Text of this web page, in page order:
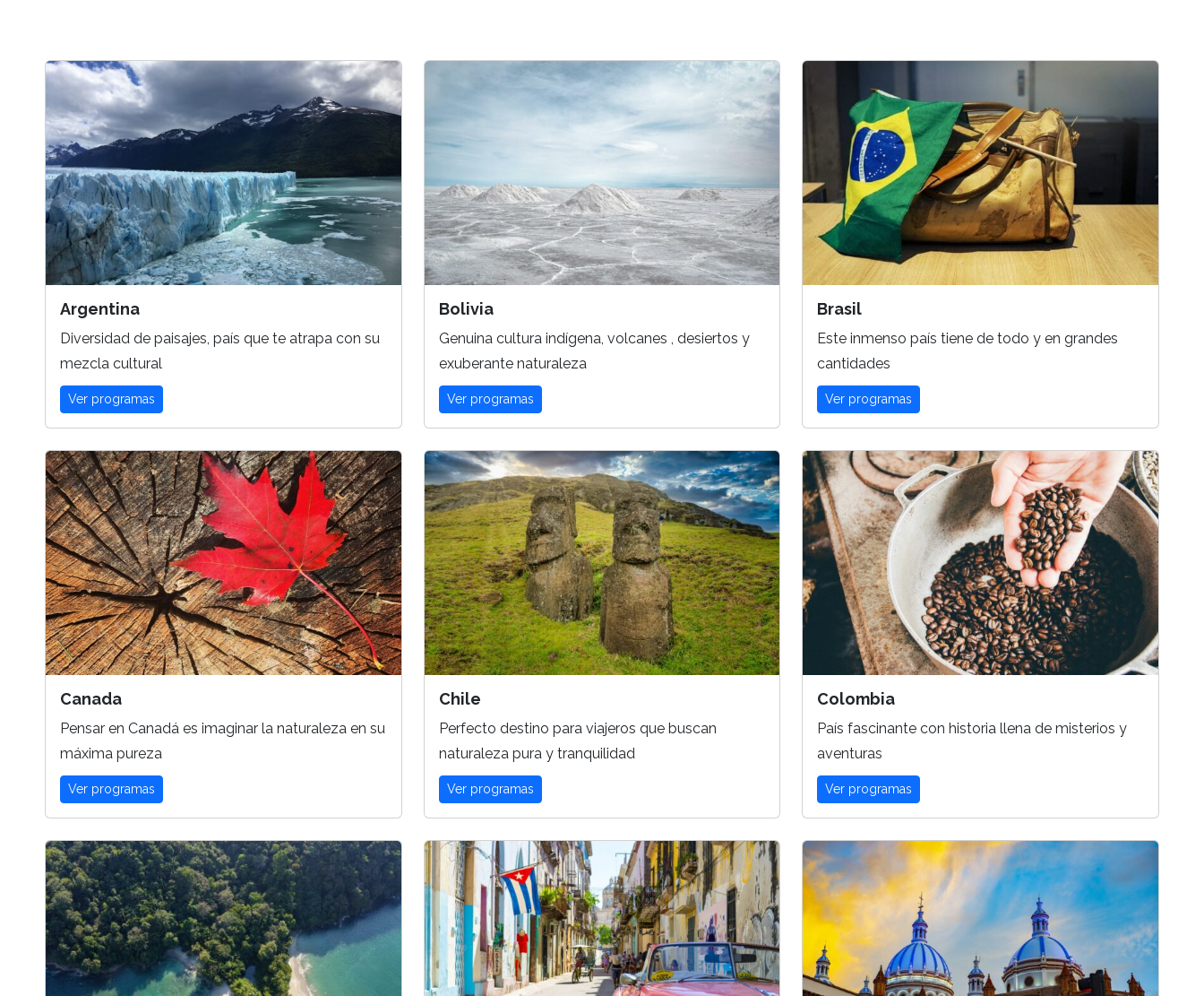
Argentina
Diversidad de paisajes, país que te atrapa con su
mezcla cultural
Ver programas
Bolivia
Genuina cultura indígena, volcanes , desiertos y
exuberante naturaleza
Ver programas
Brasil
Este inmenso país tiene de todo y en grandes
cantidades
Ver programas
Canada
Pensar en Canadá es imaginar la naturaleza en su
máxima pureza
Ver programas
Chile
Perfecto destino para viajeros que buscan
naturaleza pura y tranquilidad
Ver programas
Colombia
País fascinante con historia llena de misterios y
aventuras
Ver programas